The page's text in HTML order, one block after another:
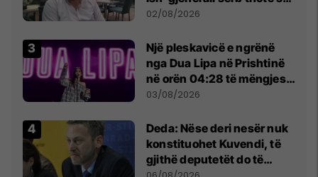
dikush e tradhtoi në
02/08/2026
Një pleskavicë e ngrënë
nga Dua Lipa në Prishtinë
në orën 04:28 të mëngjesit
- dhe bota digjitale serbe
03/08/2026
Deda: Nëse deri nesër nuk
konstituohet Kuvendi, të
gjithë deputetët do të